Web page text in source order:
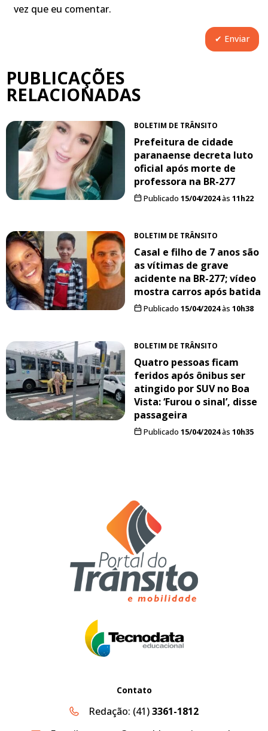
vez que eu comentar.
PUBLICAÇÕES
RELACIONADAS
BOLETIM DE TRÂNSITO
Prefeitura de cidade
paranaense decreta luto
oficial após morte de
professora na BR-277
Publicado 15/04/2024às 11h22
BOLETIM DE TRÂNSITO
Casal e filho de 7 anos são
as vítimas de grave
acidente na BR-277; vídeo
mostra carros após batida
Publicado 15/04/2024às 10h38
BOLETIM DE TRÂNSITO
Quatro pessoas ficam
feridos após ônibus ser
atingido por SUV no Boa
Vista: ‘Furou o sinal’, disse
passageira
Publicado 15/04/2024às 10h35
Contato
Redação: (41)3361-1812